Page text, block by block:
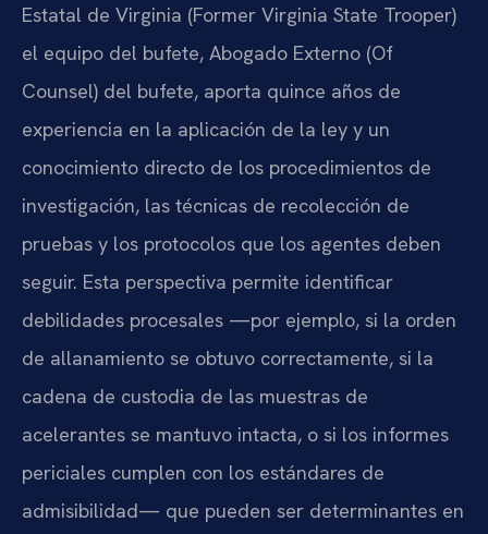
Estatal de Virginia (Former Virginia State Trooper)
el equipo del bufete, Abogado Externo (Of
Counsel) del bufete, aporta quince años de
experiencia en la aplicación de la ley y un
conocimiento directo de los procedimientos de
investigación, las técnicas de recolección de
pruebas y los protocolos que los agentes deben
seguir. Esta perspectiva permite identificar
debilidades procesales —por ejemplo, si la orden
de allanamiento se obtuvo correctamente, si la
cadena de custodia de las muestras de
acelerantes se mantuvo intacta, o si los informes
periciales cumplen con los estándares de
admisibilidad— que pueden ser determinantes en